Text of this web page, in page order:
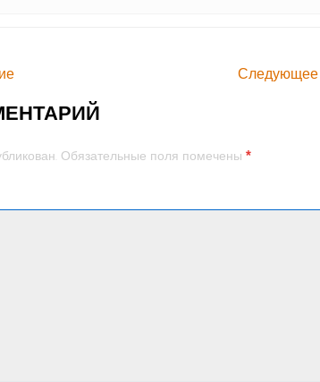
Следующее
Обязательные поля помечены*